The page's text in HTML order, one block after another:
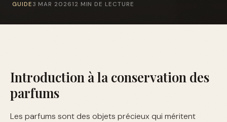
GUIDE 3 MAR 202612 MIN DE LECTURE
Introduction à la conservation des
parfums
Les parfums sont des objets précieux qui méritent